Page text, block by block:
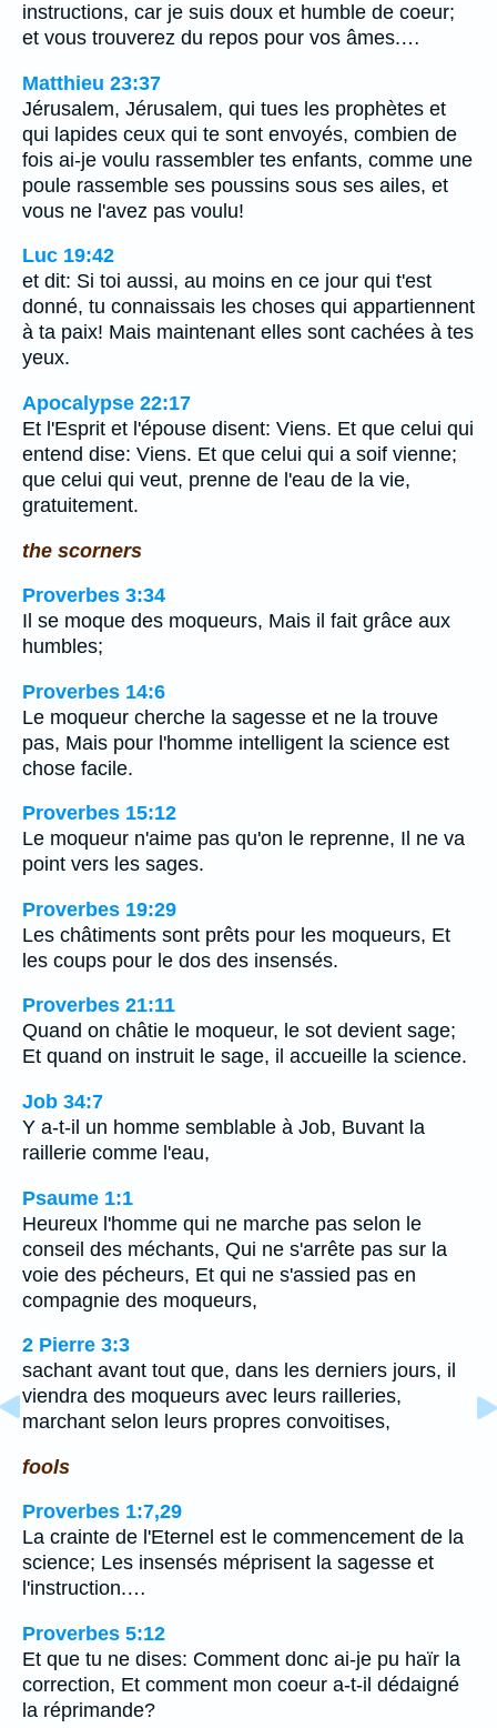
instructions, car je suis doux et humble de coeur;
et vous trouverez du repos pour vos âmes.…
Matthieu 23:37
Jérusalem, Jérusalem, qui tues les prophètes et
qui lapides ceux qui te sont envoyés, combien de
fois ai-je voulu rassembler tes enfants, comme une
poule rassemble ses poussins sous ses ailes, et
vous ne l'avez pas voulu!
Luc 19:42
et dit: Si toi aussi, au moins en ce jour qui t'est
donné, tu connaissais les choses qui appartiennent
à ta paix! Mais maintenant elles sont cachées à tes
yeux.
Apocalypse 22:17
Et l'Esprit et l'épouse disent: Viens. Et que celui qui
entend dise: Viens. Et que celui qui a soif vienne;
que celui qui veut, prenne de l'eau de la vie,
gratuitement.
the scorners
Proverbes 3:34
Il se moque des moqueurs, Mais il fait grâce aux
humbles;
Proverbes 14:6
Le moqueur cherche la sagesse et ne la trouve
pas, Mais pour l'homme intelligent la science est
chose facile.
Proverbes 15:12
Le moqueur n'aime pas qu'on le reprenne, Il ne va
point vers les sages.
Proverbes 19:29
Les châtiments sont prêts pour les moqueurs, Et
les coups pour le dos des insensés.
Proverbes 21:11
Quand on châtie le moqueur, le sot devient sage;
Et quand on instruit le sage, il accueille la science.
Job 34:7
Y a-t-il un homme semblable à Job, Buvant la
raillerie comme l'eau,
Psaume 1:1
Heureux l'homme qui ne marche pas selon le
conseil des méchants, Qui ne s'arrête pas sur la
voie des pécheurs, Et qui ne s'assied pas en
compagnie des moqueurs,
2 Pierre 3:3
sachant avant tout que, dans les derniers jours, il
viendra des moqueurs avec leurs railleries,
marchant selon leurs propres convoitises,
fools
Proverbes 1:7,29
La crainte de l'Eternel est le commencement de la
science; Les insensés méprisent la sagesse et
l'instruction.…
Proverbes 5:12
Et que tu ne dises: Comment donc ai-je pu haïr la
correction, Et comment mon coeur a-t-il dédaigné
la réprimande?